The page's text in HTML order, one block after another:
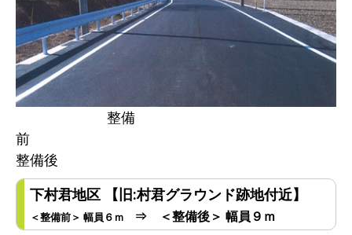
整備
前
整備後
下村君地区 【旧:村君グラウンド跡地付近】
＜整備前＞ 幅員６ｍ ⇒ ＜整備後＞ 幅員９ｍ